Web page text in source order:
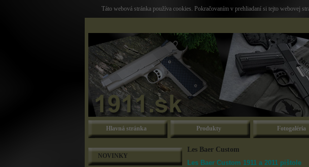
Táto webová stránka používa cookies. Pokračovaním v prehliadaní si tejto webovej
Hlavná stránka Produkty Fotogaléria
NOVINKY
Les Baer Custom
Les Baer Custom 1911 a 2011 pištole